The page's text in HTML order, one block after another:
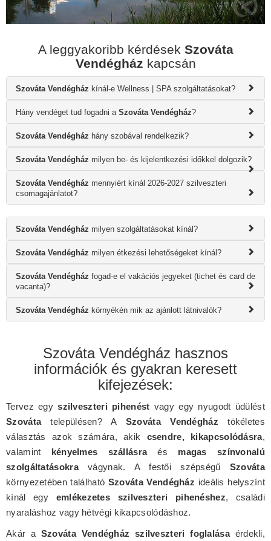
A leggyakoribb kérdések Szováta
Vendégház kapcsán
Szováta Vendégház kínál-e Wellness | SPA szolgáltatásokat?
Hány vendéget tud fogadni a Szováta Vendégház?
Szováta Vendégház hány szobával rendelkezik?
Szováta Vendégház milyen be- és kijelentkezési időkkel dolgozik?
Szováta Vendégház mennyiért kínál 2026-2027 szilveszteri
csomagajánlatot?
Szováta Vendégház milyen szolgáltatásokat kínál?
Szováta Vendégház milyen étkezési lehetőségeket kínál?
Szováta Vendégház fogad-e el vakációs jegyeket (tichet és card de
vacanta)?
Szováta Vendégház környékén mik az ajánlott látnivalók?
Szováta Vendégház hasznos
információk és gyakran keresett
kifejezések:
Tervez egyszilveszteri pihenést vagy egy nyugodt üdülést
Szovátatelepülésen? A Szováta Vendégház tökéletes
választás azok számára, akik csendre, kikapcsolódásra,
valamint kényelmes szállásraés magas színvonalú
szolgáltatásokravágynak. A festői szépségű Szováta
környezetében található Szováta Vendégház ideális helyszínt
kínál egy emlékezetes szilveszteri pihenéshez, családi
nyaraláshoz vagy hétvégi kikapcsolódáshoz.
Akár a Szováta Vendégház szilveszteri foglalásaérdekli,